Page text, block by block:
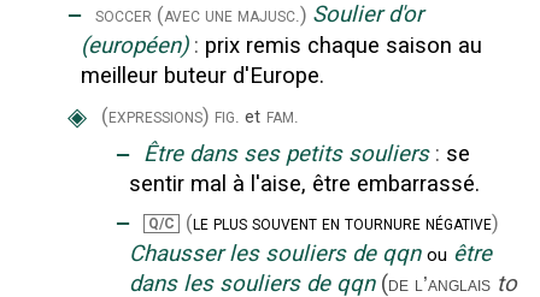
‒ soccer (avec une majusc.) Soulier d'or
(européen) : prix remis chaque saison au
meilleur buteur d'Europe.
◈ (expressions) fig. et fam.
‒ Être dans ses petits souliers : se
sentir mal à l'aise, être embarrassé.
‒ Q/C (le plus souvent en tournure négative)
Chausser les souliers de qqn ou être
dans les souliers de qqn (de l’anglais to